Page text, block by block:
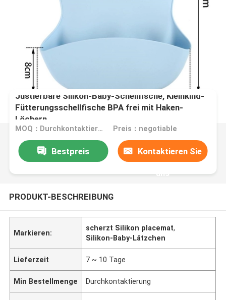
Justierbare Silikon-Baby-Schellfische, Kleinkind-
Fütterungsschellfische BPA frei mit Haken-
Löchern
MOQ：Durchkontaktierung Preis：negotiable
Bestpreis Kontaktieren Sie
uns
PRODUKT-BESCHREIBUNG
Markieren:
scherzt Silikon placemat,
Silikon-Baby-Lätzchen
Lieferzeit 7 ~ 10 Tage
Min Bestellmenge Durchkontaktierung